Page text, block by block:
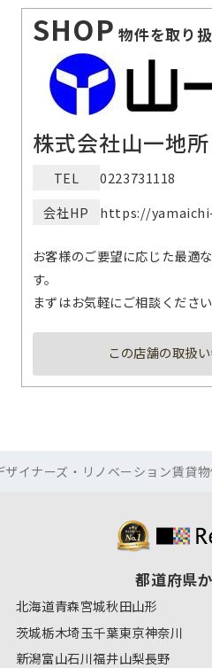
SHOP 物件を取り
株式会社山一地所
TEL
0223731118
会社HP
https://
お客様のご要望に応じた最適
す。
まずはお気軽にご相談ください
この店舗の取扱
ザイナーズ・リノベーション賃貸
都道府県
北海道青森宮城秋田山形
茨城栃木埼玉千葉東京神奈川
新潟富山石川福井山梨長野